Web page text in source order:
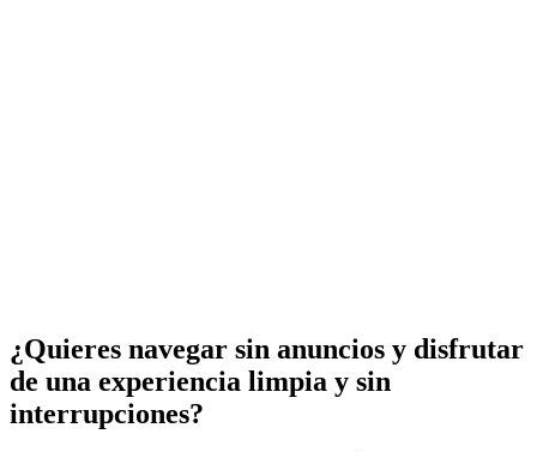
¿Quieres navegar sin anuncios y disfrutar
de una experiencia limpia y sin
interrupciones?